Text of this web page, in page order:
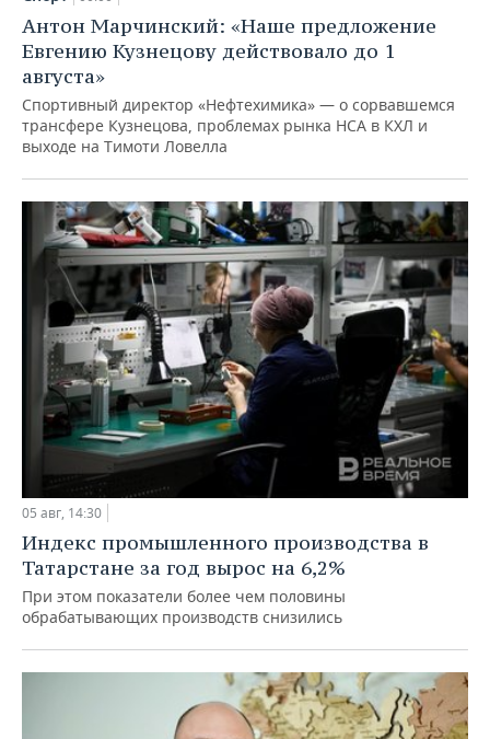
Антон Марчинский: «Наше предложение
Евгению Кузнецову действовало до 1
августа»
Спортивный директор «Нефтехимика» — о сорвавшемся
трансфере Кузнецова, проблемах рынка НСА в КХЛ и
выходе на Тимоти Ловелла
05 авг, 14:30
Индекс промышленного производства в
Татарстане за год вырос на 6,2%
При этом показатели более чем половины
обрабатывающих производств снизились